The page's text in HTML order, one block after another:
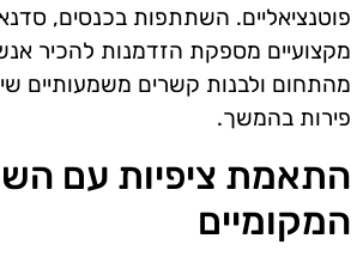
פוטנציאליים. השתתפות בכנסים,
מקצועיים מספקת הזדמנות להכיר
מהתחום ולבנות קשרים משמעותיים
פירות בהמשך.
התאמת ציפיות עם
המקומיים